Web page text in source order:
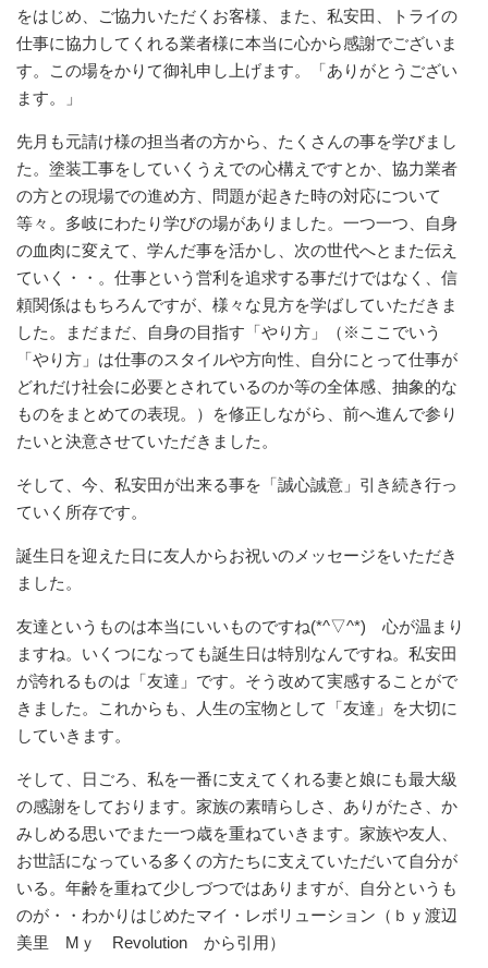
をはじめ、ご協力いただくお客様、また、私安田、トライの
仕事に協力してくれる業者様に本当に心から感謝でございま
す。この場をかりて御礼申し上げます。「ありがとうござい
ます。」
先月も元請け様の担当者の方から、たくさんの事を学びまし
た。塗装工事をしていくうえでの心構えですとか、協力業者
の方との現場での進め方、問題が起きた時の対応について
等々。多岐にわたり学びの場がありました。一つ一つ、自身
の血肉に変えて、学んだ事を活かし、次の世代へとまた伝え
ていく・・。仕事という営利を追求する事だけではなく、信
頼関係はもちろんですが、様々な見方を学ばしていただきま
した。まだまだ、自身の目指す「やり方」（※ここでいう
「やり方」は仕事のスタイルや方向性、自分にとって仕事が
どれだけ社会に必要とされているのか等の全体感、抽象的な
ものをまとめての表現。）を修正しながら、前へ進んで参り
たいと決意させていただきました。
そして、今、私安田が出来る事を「誠心誠意」引き続き行っ
ていく所存です。
誕生日を迎えた日に友人からお祝いのメッセージをいただき
ました。
友達というものは本当にいいものですね(*^▽^*) 心が温まり
ますね。いくつになっても誕生日は特別なんですね。私安田
が誇れるものは「友達」です。そう改めて実感することがで
きました。これからも、人生の宝物として「友達」を大切に
していきます。
そして、日ごろ、私を一番に支えてくれる妻と娘にも最大級
の感謝をしております。家族の素晴らしさ、ありがたさ、か
みしめる思いでまた一つ歳を重ねていきます。家族や友人、
お世話になっている多くの方たちに支えていただいて自分が
いる。年齢を重ねて少しづつではありますが、自分というも
のが・・わかりはじめたマイ・レボリューション（ｂｙ渡辺
美里 Mｙ Revolution から引用）